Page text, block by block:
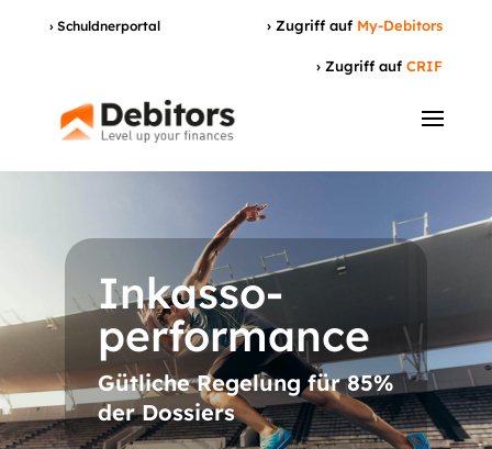
› Schuldnerportal › Zugriff auf My-Debitors
› Zugriff auf CRIF
Inkasso-
performance
Gütliche Regelung für 85%
der Dossiers